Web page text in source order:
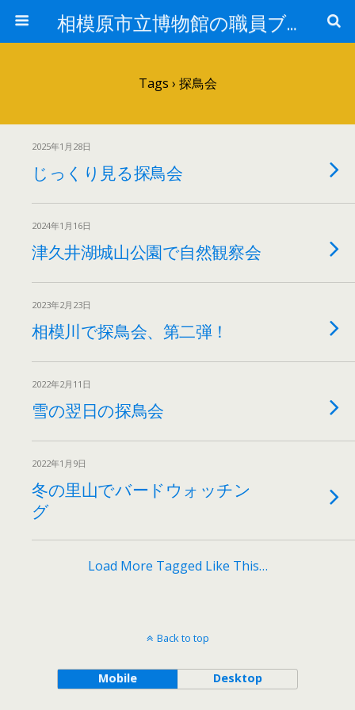
相模原市立博物館の職員ブログ
Tags › 探鳥会
2025年1月28日
じっくり見る探鳥会
2024年1月16日
津久井湖城山公園で自然観察会
2023年2月23日
相模川で探鳥会、第二弾！
2022年2月11日
雪の翌日の探鳥会
2022年1月9日
冬の里山でバードウォッチン
グ
Load More Tagged Like This…
Back to top
Mobile Desktop